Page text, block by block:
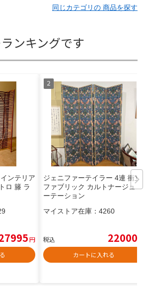
同じカテゴリの 商品を探す
ンキングです
ンテリア
ロ 籐 ラ
円
ジェニファーテイラー 4連 衝立
ファブリック カルトナージュ パ
ーテーション
マイストア在庫： 4260
税込 22000
カートに入れる